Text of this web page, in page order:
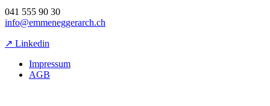
041 555 90 30
info@emmeneggerarch.ch
↗ Linkedin
Impressum
AGB